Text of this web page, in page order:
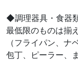
◆調理器具・食器
最低限のものは揃
（フライパン、ナ
包丁、ピーラー、